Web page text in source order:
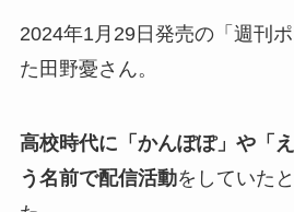
2024年1月29日発売の「週刊
た田野憂さん。
高校時代に「かんぽぽ」や「
う名前で配信活動をしていた